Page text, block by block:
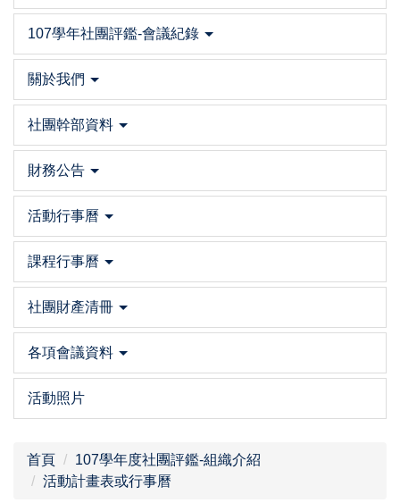
107學年社團評鑑-會議紀錄
關於我們
社團幹部資料
財務公告
活動行事曆
課程行事曆
社團財產清冊
各項會議資料
活動照片
首頁
107學年度社團評鑑-組織介紹
活動計畫表或行事曆